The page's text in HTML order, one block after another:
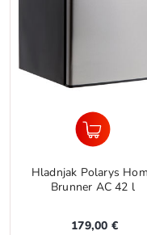
Hladnjak Polarys
Brunner AC 42 l
179,00 €